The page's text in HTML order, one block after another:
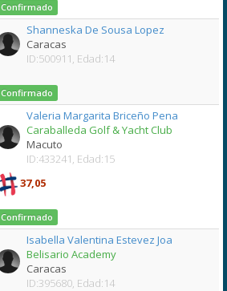
Confirmado
Shanneska De Sousa Lopez
Caracas
ID:500911, Edad:14
Confirmado
Valeria Margarita Briceño Pena
Caraballeda Golf & Yacht Club
Macuto
ID:433241, Edad:15
37,05
Confirmado
Isabella Valentina Estevez Joa
Belisario Academy
Caracas
ID:395680, Edad:14